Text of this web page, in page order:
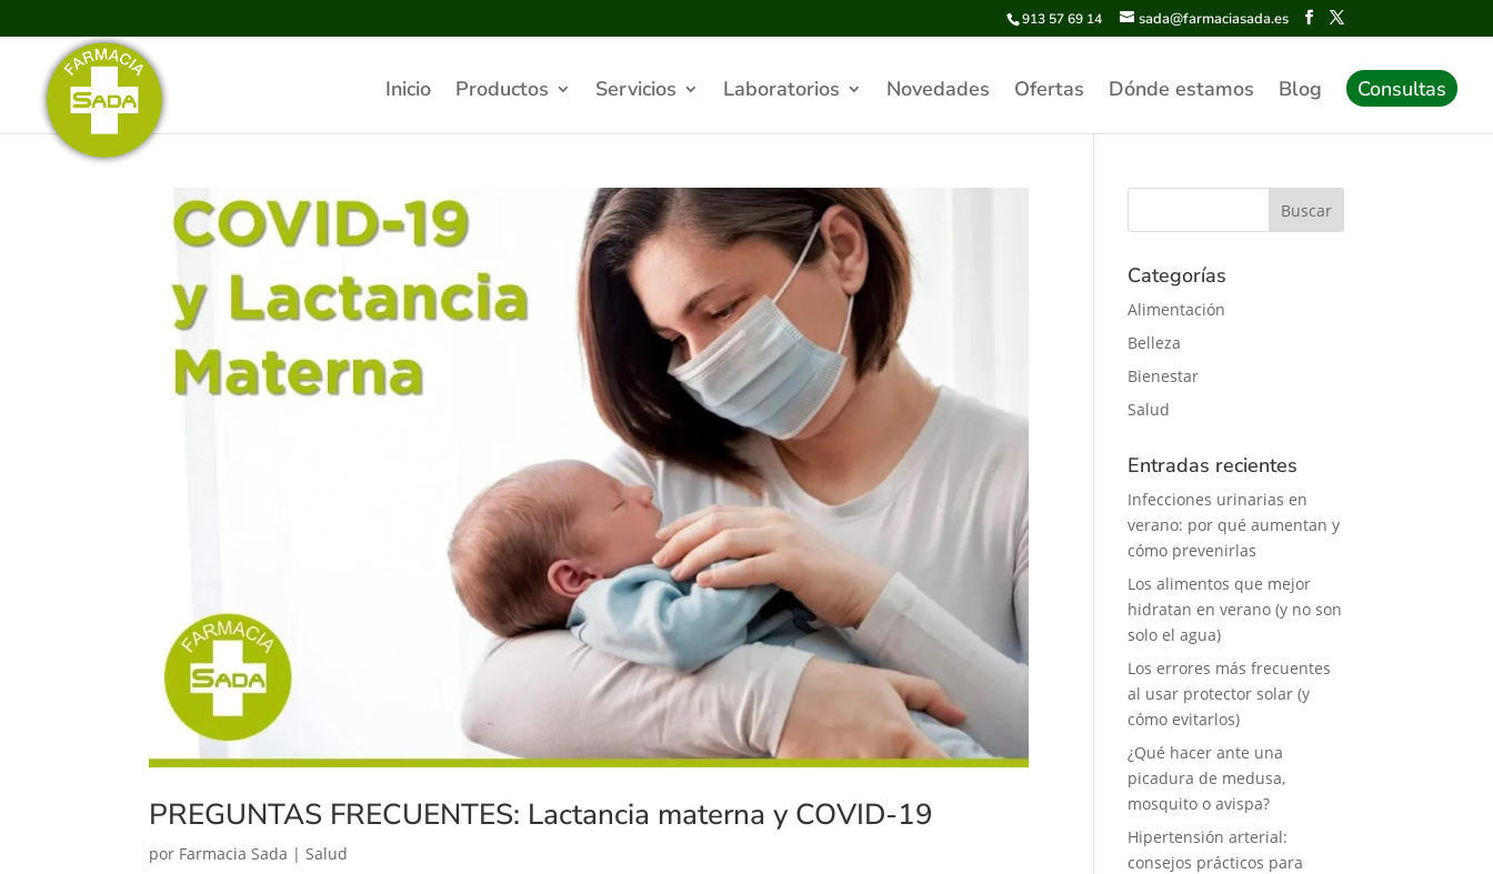
913 57 69 14 sada@farmaciasada.es
Inicio Productos Servicios Laboratorios Novedades Ofertas Dónde estamos Blog Consultas
PREGUNTAS FRECUENTES: Lactancia materna y COVID-19
por Farmacia Sada |Salud
Categorías
Alimentación
Belleza
Bienestar
Salud
Entradas recientes
Infecciones urinarias en
verano: por qué aumentan y
cómo prevenirlas
Los alimentos que mejor
hidratan en verano (y no son
solo el agua)
Los errores más frecuentes
al usar protector solar (y
cómo evitarlos)
¿Qué hacer ante una
picadura de medusa,
mosquito o avispa?
Hipertensión arterial:
consejos prácticos para